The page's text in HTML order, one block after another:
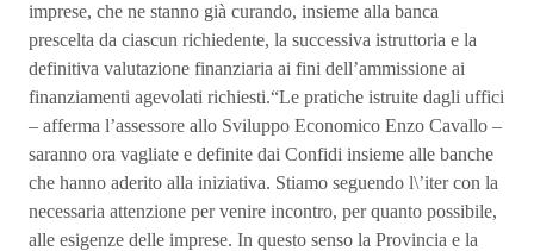
imprese, che ne stanno già curando, insieme alla banca
prescelta da ciascun richiedente, la successiva istruttoria e la
definitiva valutazione finanziaria ai fini dell’ammissione ai
finanziamenti agevolati richiesti.“Le pratiche istruite dagli uffici
– afferma l’assessore allo Sviluppo Economico Enzo Cavallo –
saranno ora vagliate e definite dai Confidi insieme alle banche
che hanno aderito alla iniziativa. Stiamo seguendo l\’iter con la
necessaria attenzione per venire incontro, per quanto possibile,
alle esigenze delle imprese. In questo senso la Provincia e la